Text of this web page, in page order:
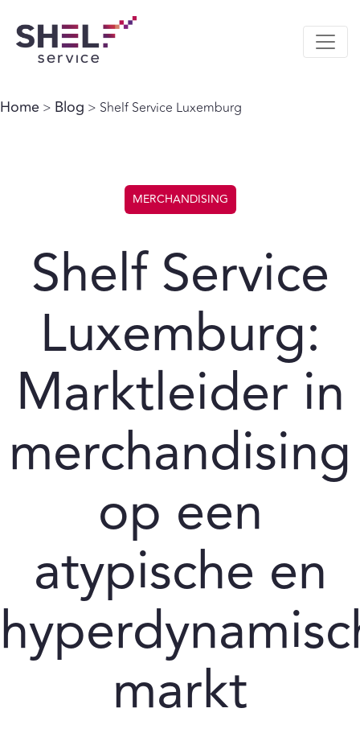
Home > Blog > Shelf Service Luxemburg
MERCHANDISING
Shelf Service
Luxemburg:
Marktleider in
merchandising
op een
atypische en
markt